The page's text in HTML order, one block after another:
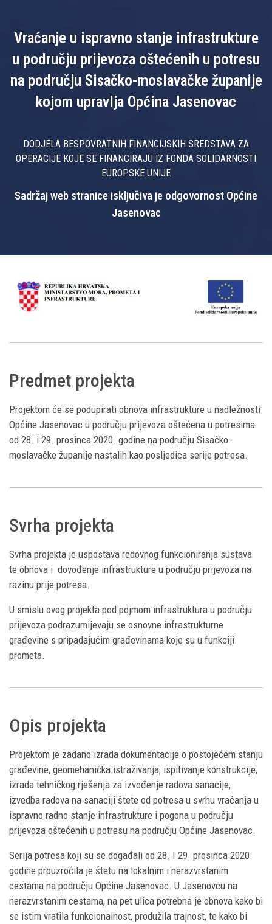
Vraćanje u ispravno stanje infrastrukture
u području prijevoza oštećenih u potresu
na području Sisačko-moslavačke županije
kojom upravlja Općina Jasenovac
DODJELA BESPOVRATNIH FINANCIJSKIH SREDSTAVA ZA
OPERACIJE KOJE SE FINANCIRAJU IZ FONDA SOLIDARNOSTI
EUROPSKE UNIJE
Sadržaj web stranice isključiva je odgovornost Općine
Jasenovac
Predmet projekta
Projektom će se podupirati obnova infrastrukture u nadležnosti
Općine Jasenovac u području prijevoza oštećena u potresima
od 28. i 29. prosinca 2020. godine na području Sisačko-
moslavačke županije nastalih kao posljedica serije potresa.
Svrha projekta
Svrha projekta je uspostava redovnog funkcioniranja sustava
te obnova i dovođenje infrastrukture u području prijevoza na
razinu prije potresa.
U smislu ovog projekta pod pojmom infrastruktura u području
prijevoza podrazumijevaju se osnovne infrastrukturne
građevine s pripadajućim građevinama koje su u funkciji
prometa.
Opis projekta
Projektom je zadano izrada dokumentacije o postojećem stanju
građevine, geomehanička istraživanja, ispitivanje konstrukcije,
izrada tehničkog rješenja za izvođenje radova sanacije,
izvedba radova na sanaciji štete od potresa u svrhu vraćanja u
ispravno radno stanje infrastrukture i pogona u području
prijevoza oštećenih u potresu na području Općine Jasenovac.
Serija potresa koji su se događali od 28. I 29. prosinca 2020.
godine prouzročila je štetu na lokalnim i nerazvrstanim
cestama na području Općine Jasenovac. U Jasenovcu na
nerazvrstanim cestama, na pet ulica potrebna je obnova kako bi
se istim vratila funkcionalnost, produžila trajnost, te kako bi